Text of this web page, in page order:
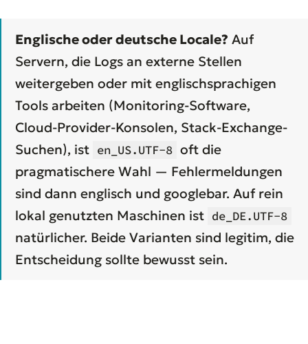
Englische oder deutsche Locale? Auf
Servern, die Logs an externe Stellen
weitergeben oder mit englischsprachigen
Tools arbeiten (Monitoring-Software,
Cloud-Provider-Konsolen, Stack-Exchange-
Suchen), ist en_US.UTF-8 oft die
pragmatischere Wahl — Fehlermeldungen
sind dann englisch und googlebar. Auf rein
lokal genutzten Maschinen ist de_DE.UTF-8
natürlicher. Beide Varianten sind legitim, die
Entscheidung sollte bewusst sein.